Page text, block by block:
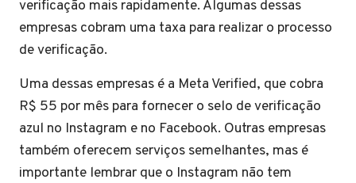
verificação mais rapidamente. Algumas dessas
empresas cobram uma taxa para realizar o processo
de verificação.
Uma dessas empresas é a Meta Verified, que cobra
R$ 55 por mês para fornecer o selo de verificação
azul no Instagram e no Facebook. Outras empresas
também oferecem serviços semelhantes, mas é
importante lembrar que o Instagram não tem